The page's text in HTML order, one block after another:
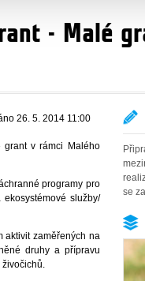
- Malé
26. 5. 2014 11:00
grant v rámci Malého
programy pro
služby/
aktivit zaměřených na
druhy a přípravu
se